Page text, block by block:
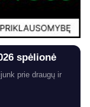
spėlionė
prie draugų ir